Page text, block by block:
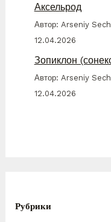
Аксельрод
Автор: Arseniy Sech
12.04.2026
Зопиклон
Автор: Arseniy Sech
12.04.2026
Рубрики